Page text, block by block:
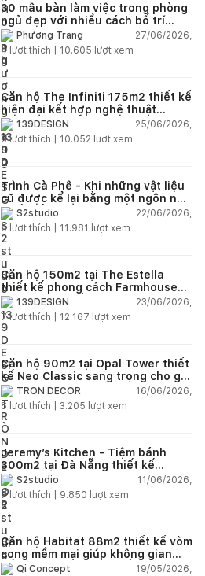
30 mẫu bàn làm việc trong phòng
ngủ đẹp với nhiều cách bố trí
thông minh cho mọi diện tích
Phương Trang
27/06/2026,
4 lượt thích | 10.605 lượt xem
Căn hộ The Infiniti 175m2 thiết kế
hiện đại kết hợp nghệ thuật
Modern Art đầy cảm xúc
139DESIGN
25/06/2026,
6lượt thích | 10.052 lượt xem
Trình Cà Phê - Khi những vật liệu
cũ được kể lại bằng một ngôn ngữ
thiết kế mới
S2studio
22/06/2026,
5 lượt thích | 11.981 lượt xem
Căn hộ 150m2 tại The Estella
thiết kế phong cách Farmhouse
thanh lịch và ấm áp
139DESIGN
23/06/2026,
7lượt thích | 12.167 lượt xem
Căn hộ 90m2 tại Opal Tower thiết
kế Neo Classic sang trọng cho gia
đình trẻ
TRÒN DECOR
16/06/2026,
8 lượt thích | 3.205 lượt xem
Jeremy’s Kitchen - Tiệm bánh
300m2 tại Đà Nẵng thiết kế
phong cách công nghiệp hiện đại
ngập tràn ánh sáng tự nhiên
S2studio
11/06/2026,
7lượt thích | 9.850 lượt xem
Căn hộ Habitat 88m2 thiết kế vòm
cong mềm mại giúp không gian
sống hiện đại trở nên ấm áp hơn
Qi Concept
19/05/2026,